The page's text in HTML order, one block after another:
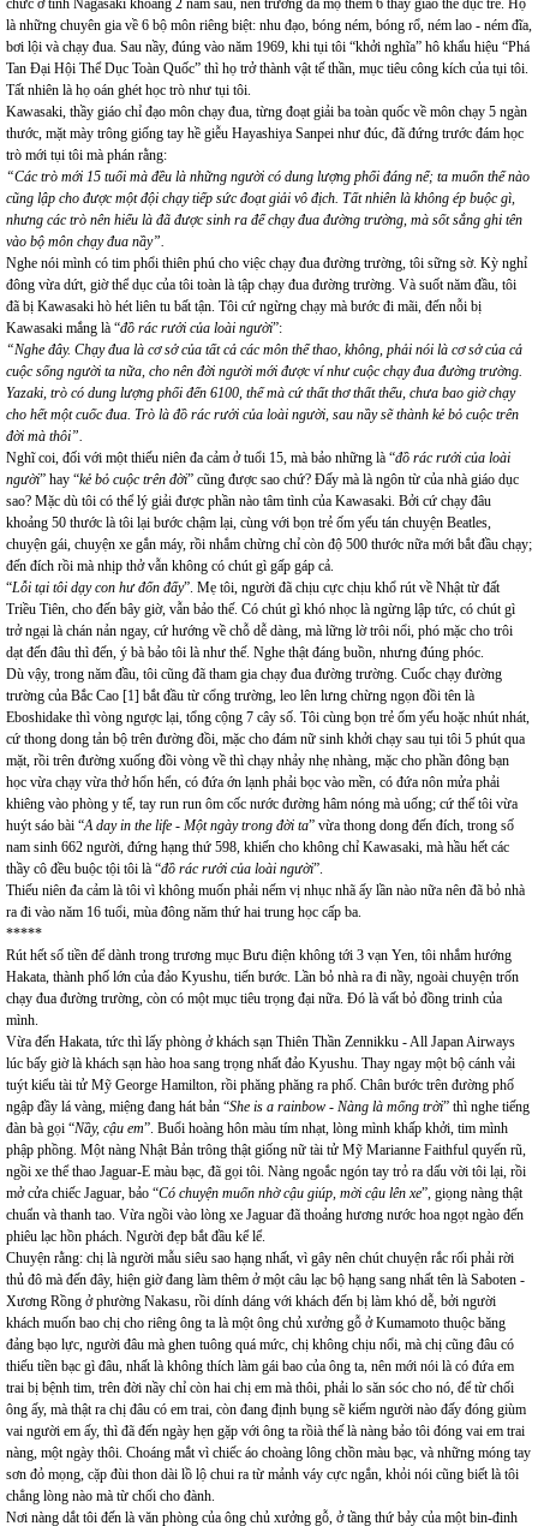
chức ở tỉnh Nagasaki khoảng 2 năm sau, nên trường đã mộ thêm 6 thầy giáo thể dục trẻ. Họ
là những chuyên gia về 6 bộ môn riêng biệt: nhu đạo, bóng ném, bóng rổ, ném lao - ném đĩa,
bơi lội và chạy đua. Sau nầy, đúng vào năm 1969, khi tụi tôi “khởi nghĩa” hô khẩu hiệu “Phá
Tan Đại Hội Thể Dục Toàn Quốc” thì họ trở thành vật tế thần, mục tiêu công kích của tụi tôi.
Tất nhiên là họ oán ghét học trò như tụi tôi.
Kawasaki, thầy giáo chỉ đạo môn chạy đua, từng đoạt giải ba toàn quốc về môn chạy 5 ngàn
thước, mặt mày trông giống tay hề giễu Hayashiya Sanpei như đúc, đã đứng trước đám học
trò mới tụi tôi mà phán rằng:
“Các trò mới 15 tuổi mà đều là những người có dung lượng phổi đáng nể; ta muốn thế nào
cũng lập cho được một đội chạy tiếp sức đoạt giải vô địch. Tất nhiên là không ép buộc gì,
nhưng các trò nên hiểu là đã được sinh ra để chạy đua đường trường, mà sốt sắng ghi tên
vào bộ môn chạy đua nầy”.
Nghe nói mình có tim phổi thiên phú cho việc chạy đua đường trường, tôi sững sờ. Kỳ nghỉ
đông vừa dứt, giờ thể dục của tôi toàn là tập chạy đua đường trường. Và suốt năm đầu, tôi
đã bị Kawasaki hò hét liên tu bất tận. Tôi cứ ngừng chạy mà bước đi mãi, đến nỗi bị
Kawasaki mắng là “đồ rác rưởi của loài người”:
“Nghe đây. Chạy đua là cơ sở của tất cả các môn thể thao, không, phải nói là cơ sở của cả
cuộc sống người ta nữa, cho nên đời người mới được ví như cuộc chạy đua đường trường.
Yazaki, trò có dung lượng phổi đến 6100, thế mà cứ thất thơ thất thểu, chưa bao giờ chạy
cho hết một cuốc đua. Trò là đồ rác rưởi của loài người, sau nầy sẽ thành kẻ bỏ cuộc trên
đời mà thôi”.
Nghĩ coi, đối với một thiếu niên đa cảm ở tuổi 15, mà bảo những là “đồ rác rưởi của loài
người” hay “kẻ bỏ cuộc trên đời” cũng được sao chứ? Đấy mà là ngôn từ của nhà giáo dục
sao? Mặc dù tôi có thể lý giải được phần nào tâm tình của Kawasaki. Bởi cứ chạy đâu
khoảng 50 thước là tôi lại bước chậm lại, cùng với bọn trẻ ốm yếu tán chuyện Beatles,
chuyện gái, chuyện xe gắn máy, rồi nhắm chừng chỉ còn độ 500 thước nữa mới bắt đầu chạy;
đến đích rồi mà nhịp thở vẫn không có chút gì gấp gáp cả.
“Lỗi tại tôi dạy con hư đốn đấy”. Mẹ tôi, người đã chịu cực chịu khổ rút về Nhật từ đất
Triều Tiên, cho đến bây giờ, vẫn bảo thế. Có chút gì khó nhọc là ngừng lập tức, có chút gì
trở ngại là chán nản ngay, cứ hướng về chỗ dễ dàng, mà lững lờ trôi nổi, phó mặc cho trôi
dạt đến đâu thì đến, ý bà bảo tôi là như thế. Nghe thật đáng buồn, nhưng đúng phóc.
Dù vậy, trong năm đầu, tôi cũng đã tham gia chạy đua đường trường. Cuốc chạy đường
trường của Bắc Cao [1] bắt đầu từ cổng trường, leo lên lưng chừng ngọn đồi tên là
Eboshidake thì vòng ngược lại, tổng cộng 7 cây số. Tôi cùng bọn trẻ ốm yếu hoặc nhút nhát,
cứ thong dong tản bộ trên đường đồi, mặc cho đám nữ sinh khởi chạy sau tụi tôi 5 phút qua
mặt, rồi trên đường xuống đồi vòng về thì chạy nhảy nhẹ nhàng, mặc cho phần đông bạn
học vừa chạy vừa thở hổn hển, có đứa ớn lạnh phải bọc vào mền, có đứa nôn mửa phải
khiêng vào phòng y tế, tay run run ôm cốc nước đường hâm nóng mà uống; cứ thế tôi vừa
huýt sáo bài “A day in the life - Một ngày trong đời ta” vừa thong dong đến đích, trong số
nam sinh 662 người, đứng hạng thứ 598, khiến cho không chỉ Kawasaki, mà hầu hết các
thầy cô đều buộc tội tôi là “đồ rác rưởi của loài người”.
Thiếu niên đa cảm là tôi vì không muốn phải nếm vị nhục nhã ấy lần nào nữa nên đã bỏ nhà
ra đi vào năm 16 tuổi, mùa đông năm thứ hai trung học cấp ba.
*****
Rút hết số tiền để dành trong trương mục Bưu điện không tới 3 vạn Yen, tôi nhắm hướng
Hakata, thành phố lớn của đảo Kyushu, tiến bước. Lần bỏ nhà ra đi nầy, ngoài chuyện trốn
chạy đua đường trường, còn có một mục tiêu trọng đại nữa. Đó là vất bỏ đồng trinh của
mình.
Vừa đến Hakata, tức thì lấy phòng ở khách sạn Thiên Thần Zennikku - All Japan Airways
lúc bấy giờ là khách sạn hào hoa sang trọng nhất đảo Kyushu. Thay ngay một bộ cánh vải
tuýt kiểu tài tử Mỹ George Hamilton, rồi phăng phăng ra phố. Chân bước trên đường phố
ngập đầy lá vàng, miệng đang hát bản “She is a rainbow - Nàng là mống trời” thì nghe tiếng
đàn bà gọi “Nầy, cậu em”. Buổi hoàng hôn màu tím nhạt, lòng mình khấp khởi, tim mình
phập phồng. Một nàng Nhật Bản trông thật giống nữ tài tử Mỹ Marianne Faithful quyến rũ,
ngồi xe thể thao Jaguar-E màu bạc, đã gọi tôi. Nàng ngoắc ngón tay trỏ ra dấu vời tôi lại, rồi
mở cửa chiếc Jaguar, bảo “Có chuyện muốn nhờ cậu giúp, mời cậu lên xe”, giọng nàng thật
chuẩn và thanh tao. Vừa ngồi vào lòng xe Jaguar đã thoảng hương nước hoa ngọt ngào đến
phiêu lạc hồn phách. Người đẹp bắt đầu kể lể.
Chuyện rằng: chị là người mẫu siêu sao hạng nhất, vì gây nên chút chuyện rắc rối phải rời
thủ đô mà đến đây, hiện giờ đang làm thêm ở một câu lạc bộ hạng sang nhất tên là Saboten -
Xương Rồng ở phường Nakasu, rồi dính dáng với khách đến bị làm khó dễ, bởi người
khách muốn bao chị cho riêng ông ta là một ông chủ xưởng gỗ ở Kumamoto thuộc băng
đảng bạo lực, người đâu mà ghen tuông quá mức, chị không chịu nổi, mà chị cũng đâu có
thiếu tiền bạc gì đâu, nhất là không thích làm gái bao của ông ta, nên mới nói là có đứa em
trai bị bệnh tim, trên đời nầy chỉ còn hai chị em mà thôi, phải lo săn sóc cho nó, để từ chối
ông ấy, mà thật ra chị đâu có em trai, còn đang định bụng sẽ kiếm người nào đấy đóng giùm
vai người em ấy, thì đã đến ngày hẹn gặp với ông ta rồià thế là nàng bảo tôi đóng vai em trai
nàng, một ngày thôi. Choáng mắt vì chiếc áo choàng lông chồn màu bạc, và những móng tay
sơn đỏ mọng, cặp đùi thon dài lồ lộ chui ra từ mảnh váy cực ngắn, khỏi nói cũng biết là tôi
chẳng lòng nào mà từ chối cho đành.
Nơi nàng dắt tôi đến là văn phòng của ông chủ xưởng gỗ, ở tầng thứ bảy của một bin-đinh